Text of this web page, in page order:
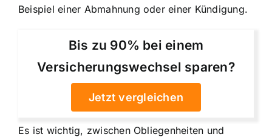
Beispiel einer Abmahnung oder einer Kündigung.
Bis zu 90% bei einem
Versicherungswechsel sparen?
Jetzt vergleichen
Es ist wichtig, zwischen Obliegenheiten und